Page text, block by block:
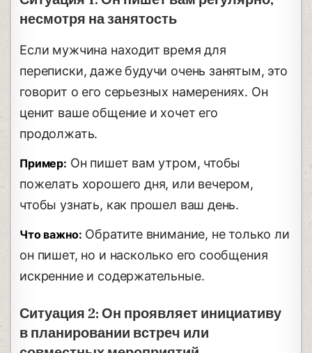
несмотря на занятость
Если мужчина находит время для
переписки, даже будучи очень занятым, это
говорит о его серьезных намерениях. Он
ценит ваше общение и хочет его
продолжать.
Пример: Он пишет вам утром, чтобы
пожелать хорошего дня, или вечером,
чтобы узнать, как прошел ваш день.
Что важно: Обратите внимание, не только ли
он пишет, но и насколько его сообщения
искренние и содержательные.
Ситуация 2: Он проявляет инициативу
в планировании встреч или